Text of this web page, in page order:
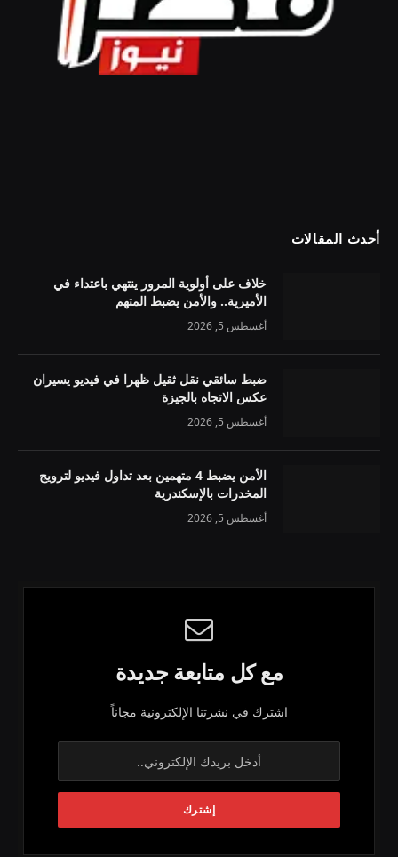
أحدث المقالات
خلاف على أولوية المرور ينتهي باعتداء في
الأميرية.. والأمن يضبط المتهم
أغسطس 5, 2026
ضبط سائقي نقل ثقيل ظهرا في فيديو يسيران
عكس الاتجاه بالجيزة
أغسطس 5, 2026
الأمن يضبط 4 متهمين بعد تداول فيديو لترويج
المخدرات بالإسكندرية
أغسطس 5, 2026
مع كل متابعة جديدة
اشترك في نشرتنا الإلكترونية مجاناً